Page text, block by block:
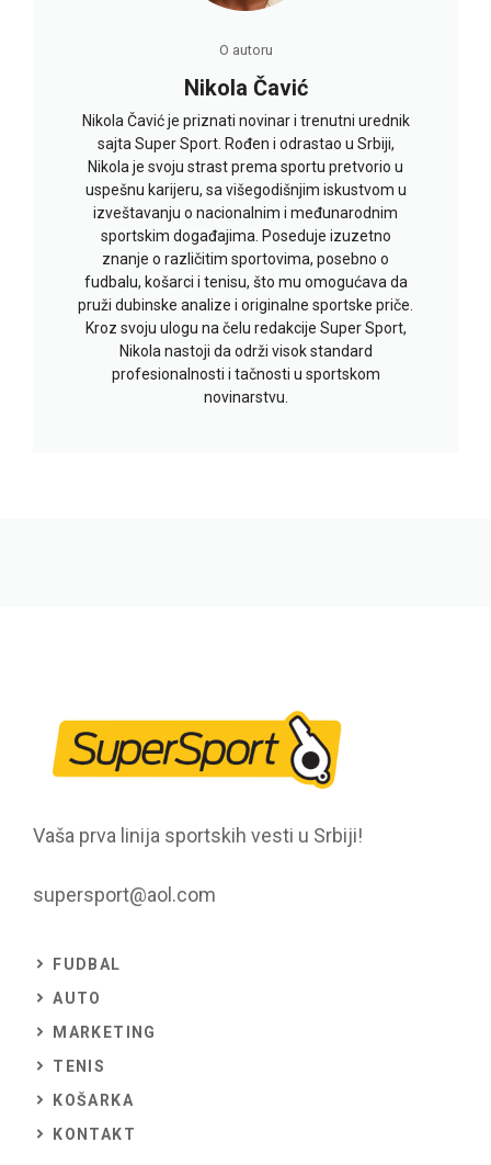
O autoru
Nikola Čavić
Nikola Čavić je priznati novinar i trenutni urednik
sajta Super Sport. Rođen i odrastao u Srbiji,
Nikola je svoju strast prema sportu pretvorio u
uspešnu karijeru, sa višegodišnjim iskustvom u
izveštavanju o nacionalnim i međunarodnim
sportskim događajima. Poseduje izuzetno
znanje o različitim sportovima, posebno o
fudbalu, košarci i tenisu, što mu omogućava da
pruži dubinske analize i originalne sportske priče.
Kroz svoju ulogu na čelu redakcije Super Sport,
Nikola nastoji da održi visok standard
profesionalnosti i tačnosti u sportskom
novinarstvu.
Vaša prva linija sportskih vesti u Srbiji!
supersport@aol.com
FUDBAL
AUTO
MARKETING
TENIS
KOŠARKA
KONTAKT